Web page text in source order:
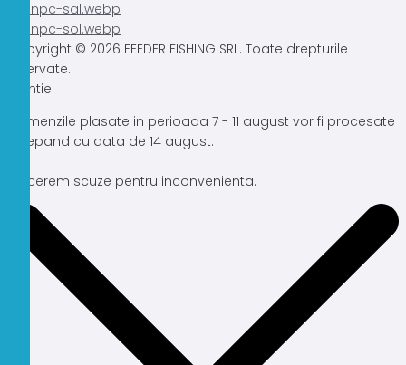
Copyright © 2026 FEEDER FISHING SRL. Toate drepturile
rezervate.
Atentie
Comenzile plasate in perioada 7 - 11 august vor fi procesate
incepand cu data de 14 august.
Ne cerem scuze pentru inconvenienta.